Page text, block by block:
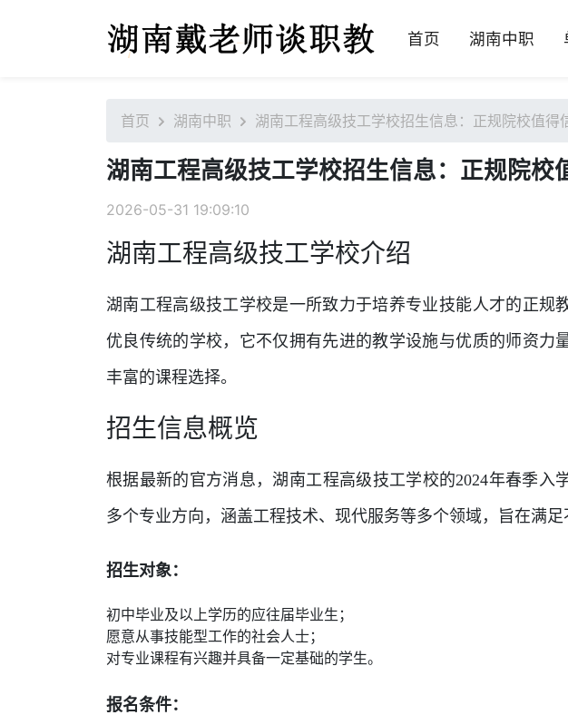
首页 湖南中职
首页 湖南中职 湖南工程高级技工学校招生信息：正规院校值得
湖南工程高级技工学校招生信息：正规院校
2026-05-31 19:09:10
湖南工程高级技工学校介绍
湖南工程高级技工学校是一所致力于培养专业技能人才的正规
优良传统的学校，它不仅拥有先进的教学设施与优质的师资力
丰富的课程选择。
招生信息概览
根据最新的官方消息，湖南工程高级技工学校的2024年春季入
多个专业方向，涵盖工程技术、现代服务等多个领域，旨在满足
招生对象：
初中毕业及以上学历的应往届毕业生；
愿意从事技能型工作的社会人士；
对专业课程有兴趣并具备一定基础的学生。
报名条件：